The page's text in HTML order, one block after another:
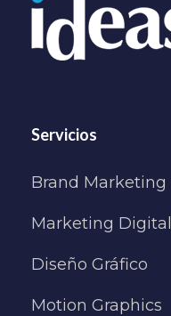
Servicios
Brand Marketing
Marketing Digital
Diseño Gráfico
Motion Graphics